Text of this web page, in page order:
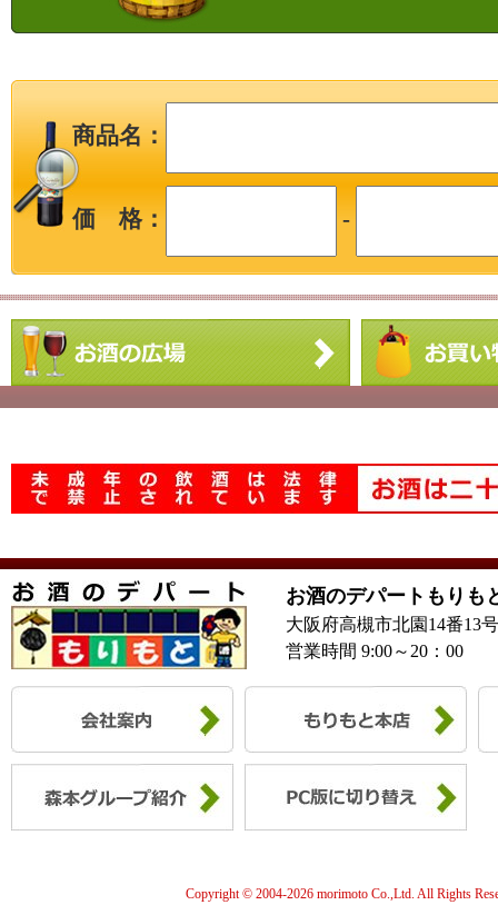
商品名：
価 格： -
お酒のデパートもりも
大阪府高槻市北園14番13
営業時間 9:00～20：00
Copyright © 2004-2026 morimoto Co.,Ltd. All Rights